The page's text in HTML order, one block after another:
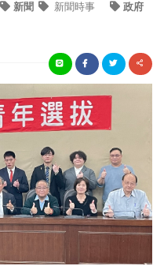
新聞 新聞時事 政府